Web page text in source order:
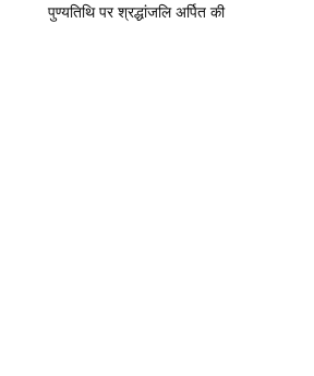
पुण्यतिथि पर श्रद्धांजलि अर्पित की